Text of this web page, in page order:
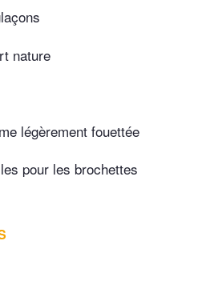
nature
légèrement fouettée
pour les brochettes